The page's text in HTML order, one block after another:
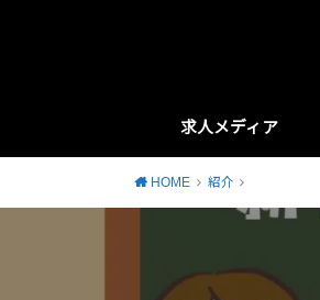
求人メディア
HOME 紹介